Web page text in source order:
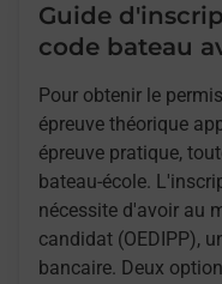
Guide
code bateau
Pour obtenir le
épreuve théorique
épreuve pratique,
bateau-école.
nécessite d'avoir au
candidat (OEDIPP),
bancaire. Deux